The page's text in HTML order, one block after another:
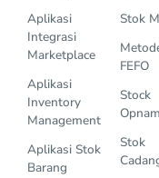
Aplikasi
Integrasi
Marketplace
Aplikasi
Inventory
Management
Aplikasi Stok
Barang
Stok
FEFO
Stock
Stok